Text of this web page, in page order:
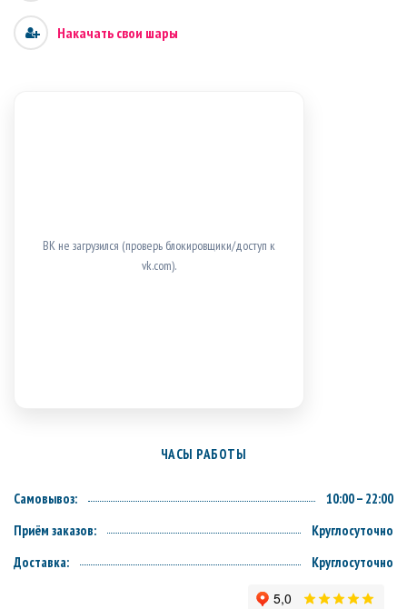
Накачать свои шары
ВК не загрузился (проверь блокировщики/доступ к
vk.com).
ЧАСЫ РАБОТЫ
Самовывоз:
10:00 – 22:00
Приём заказов:
Круглосуточно
Доставка:
Круглосуточно